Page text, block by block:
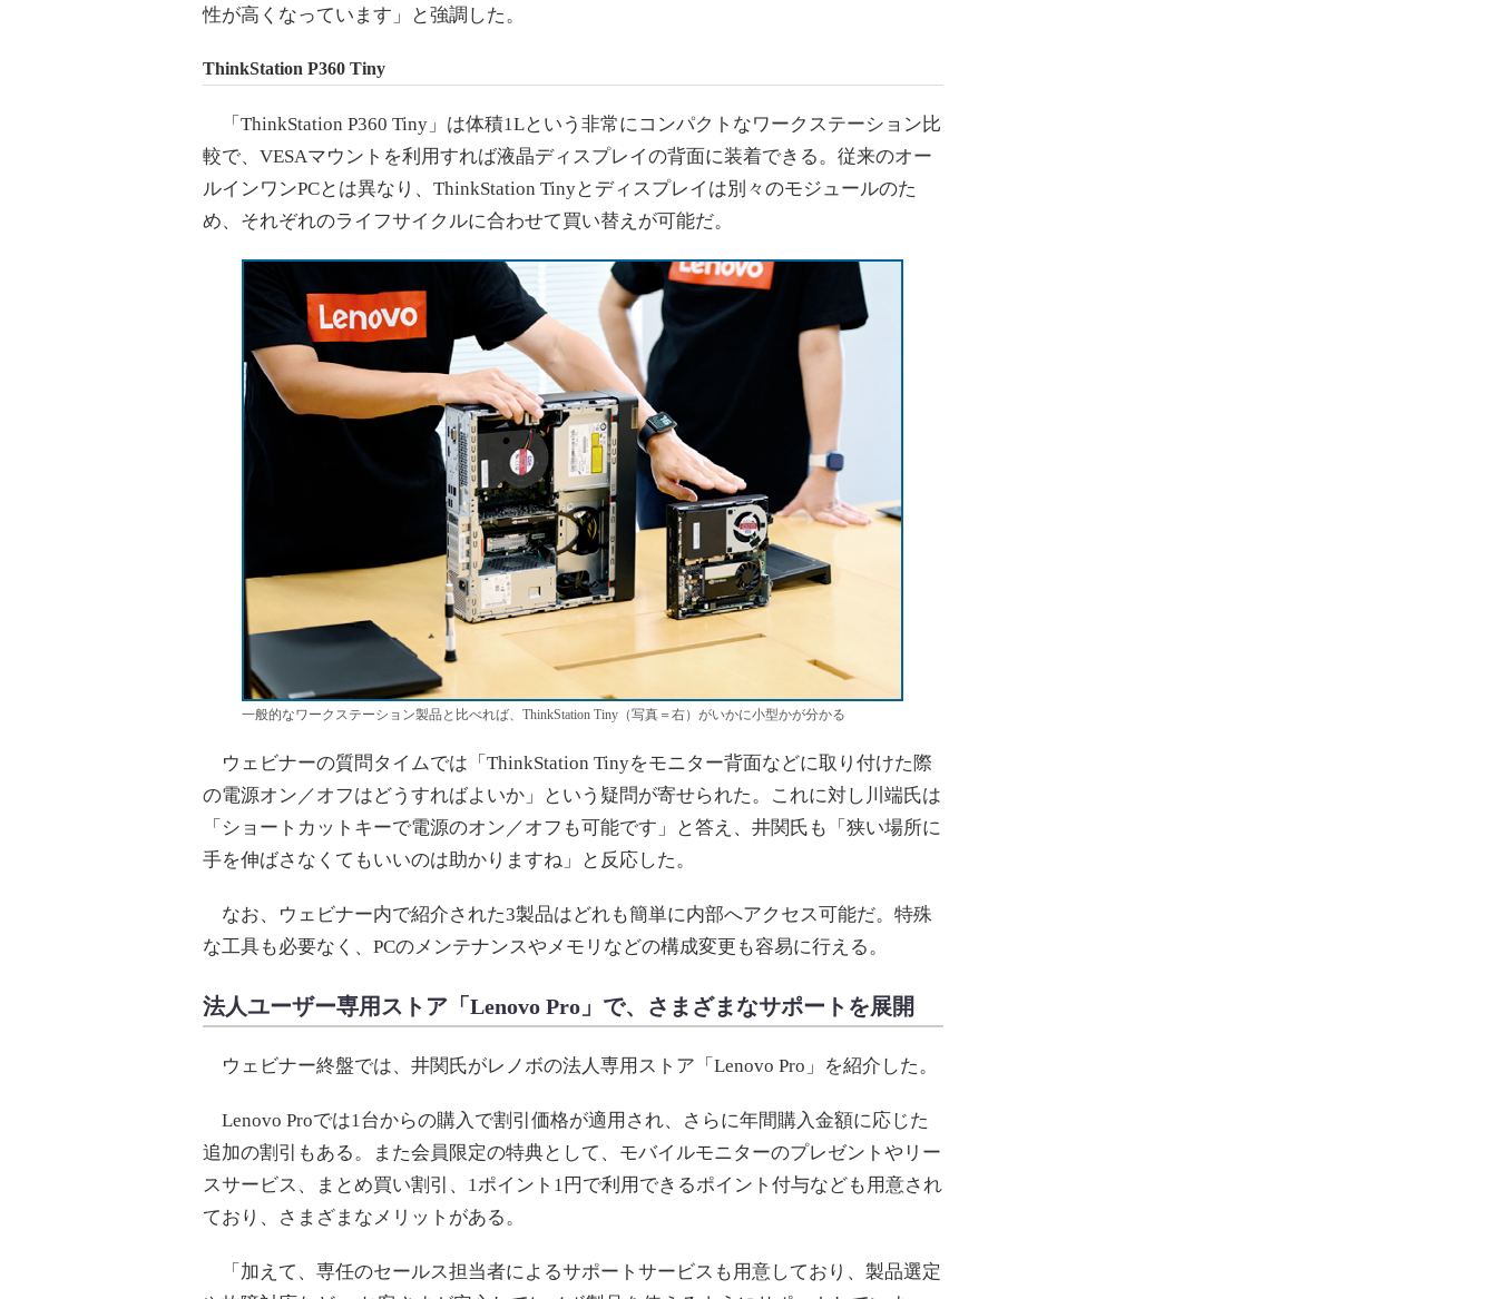
性が高くなっています」と強調した。
ThinkStation P360 Tiny
「ThinkStation P360 Tiny」は体積1Lという非常にコンパクトなワークステーション比
較で、VESAマウントを利用すれば液晶ディスプレイの背面に装着できる。従来のオー
ルインワンPCとは異なり、ThinkStation Tinyとディスプレイは別々のモジュールのた
め、それぞれのライフサイクルに合わせて買い替えが可能だ。
一般的なワークステーション製品と比べれば、ThinkStation Tiny（写真＝右）がいかに小型かが分かる
ウェビナーの質問タイムでは「ThinkStation Tinyをモニター背面などに取り付けた際
の電源オン／オフはどうすればよいか」という疑問が寄せられた。これに対し川端氏は
「ショートカットキーで電源のオン／オフも可能です」と答え、井関氏も「狭い場所に
手を伸ばさなくてもいいのは助かりますね」と反応した。
なお、ウェビナー内で紹介された3製品はどれも簡単に内部へアクセス可能だ。特殊
な工具も必要なく、PCのメンテナンスやメモリなどの構成変更も容易に行える。
法人ユーザー専用ストア「Lenovo Pro」で、さまざまなサポートを展開
ウェビナー終盤では、井関氏がレノボの法人専用ストア「Lenovo Pro」を紹介した。
Lenovo Proでは1台からの購入で割引価格が適用され、さらに年間購入金額に応じた
追加の割引もある。また会員限定の特典として、モバイルモニターのプレゼントやリー
スサービス、まとめ買い割引、1ポイント1円で利用できるポイント付与なども用意され
ており、さまざまなメリットがある。
「加えて、専任のセールス担当者によるサポートサービスも用意しており、製品選定